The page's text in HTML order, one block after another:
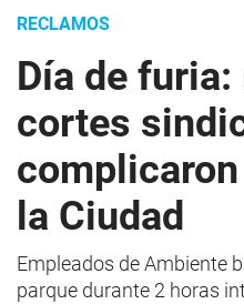
RECLAMOS
Día de
cortes
la Ciudad
Empleados de Ambiente
parque durante 2 horas